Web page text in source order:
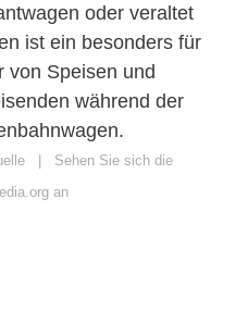
oder veraltet
ist ein besonders für
von Speisen und
während der
| Sehen Sie sich die
an